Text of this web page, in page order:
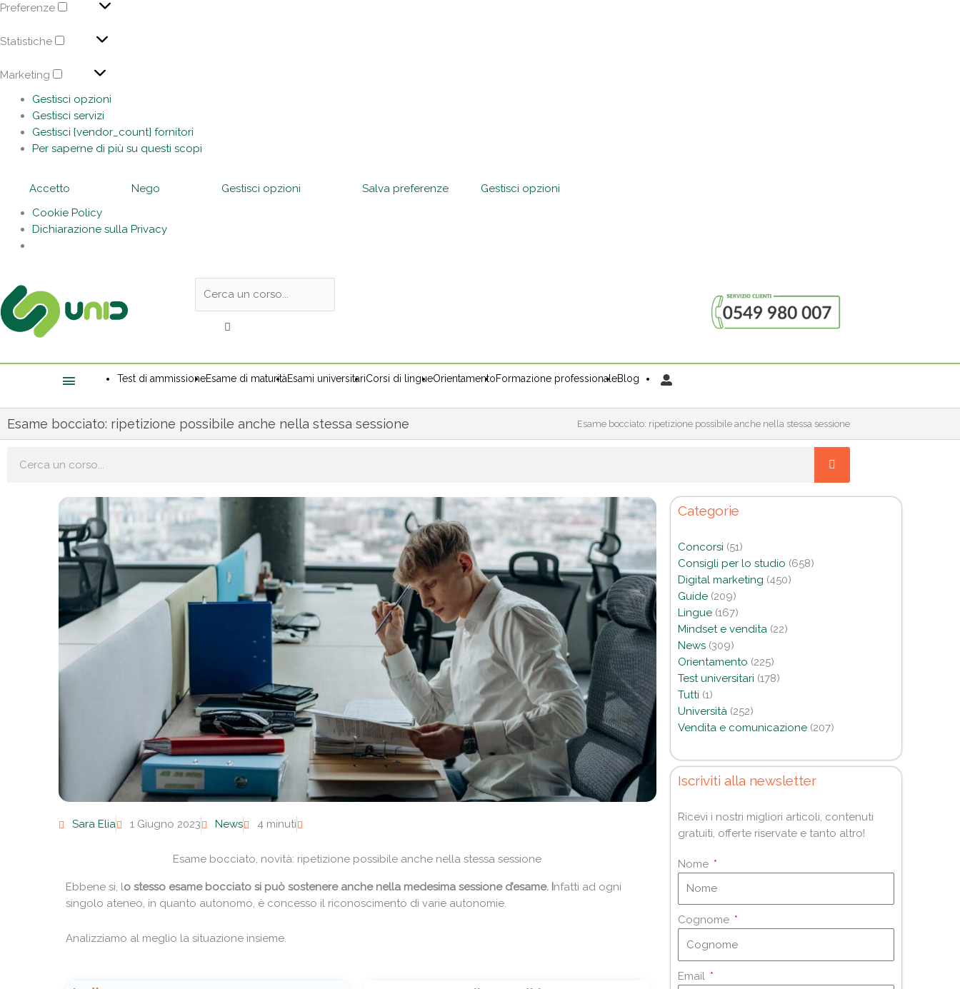
Preferenze
Statistiche
Marketing
Gestisci opzioni
Gestisci servizi
Gestisci {vendor_count} fornitori
Per saperne di più su questi scopi
Accetto Nego Gestisci opzioni Salva preferenze
Gestisci opzioni
Cookie Policy
Dichiarazione sulla Privacy
l'header
Test di ammissioneEsame di maturitàEsami universitariCorsi di lingueOrientamentoFormazione professionaleBlog
Esame bocciato: ripetizione possibile anche nella stessa sessione Esame bocciato: ripetizione possibile anche nella stessa sessione
Sara Elia 1 Giugno 2023 News 4 minuti
Esame bocciato, novità: ripetizione possibile anche nella stessa sessione
Ebbene si, lo stesso esame bocciato si può sostenere anche nella medesima sessione d’esame. Infatti ad ogni
singolo ateneo, in quanto autonomo, è concesso il riconoscimento di varie autonomie.
Analizziamo al meglio la situazione insieme.
Categorie
Concorsi (51)
Consigli per lo studio (658)
Digital marketing (450)
Guide(209)
Lingue(167)
Mindset e vendita(22)
News(309)
Orientamento (225)
Test universitari (178)
Tutti (1)
Università(252)
Vendita e comunicazione(207)
Iscriviti alla newsletter
Ricevi i nostri migliori articoli, contenuti
gratuiti, offerte riservate e tanto altro!
Nome
Cognome
Email